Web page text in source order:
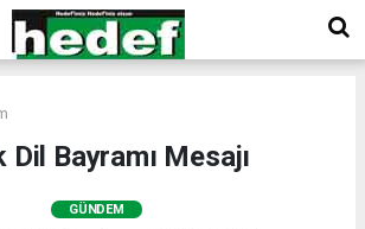
Dil Bayramı Mesajı
GÜNDEM